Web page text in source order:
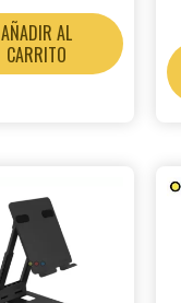
AÑADIR AL
CARRITO